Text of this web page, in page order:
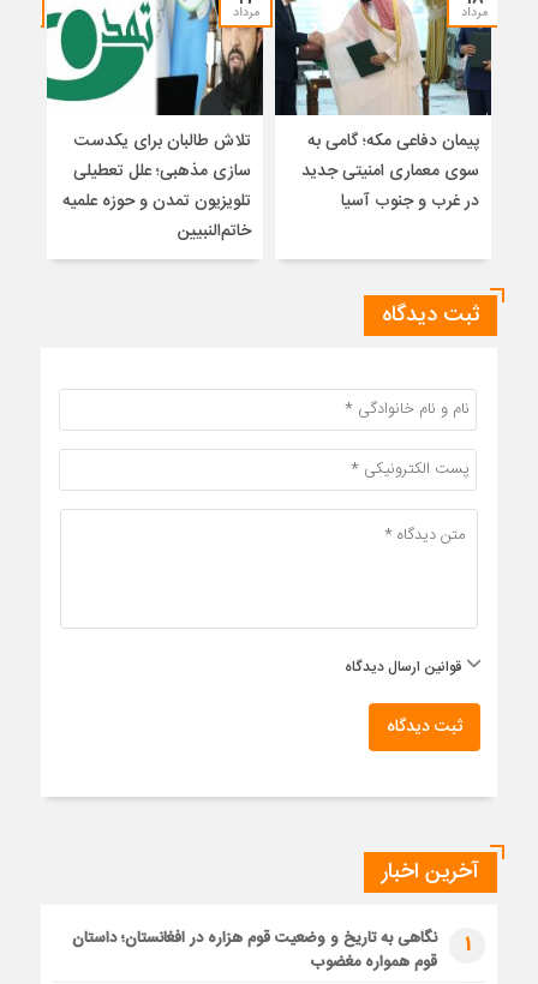
مرداد
پیمان دفاعی مکه؛ گامی به
سوی معماری امنیتی جدید
در غرب و جنوب آسیا
مرداد
تلاش طالبان برای یکدست
سازی مذهبی؛ علل تعطیلی
تلویزیون تمدن و حوزه علمیه
خاتم‌النبیین
ثبت دیدگاه
قوانین ارسال دیدگاه
ثبت دیدگاه
آخرین اخبار
1
نگاهی به تاریخ و وضعیت قوم هزاره در افغانستان؛ داستان
قوم همواره مغضوب